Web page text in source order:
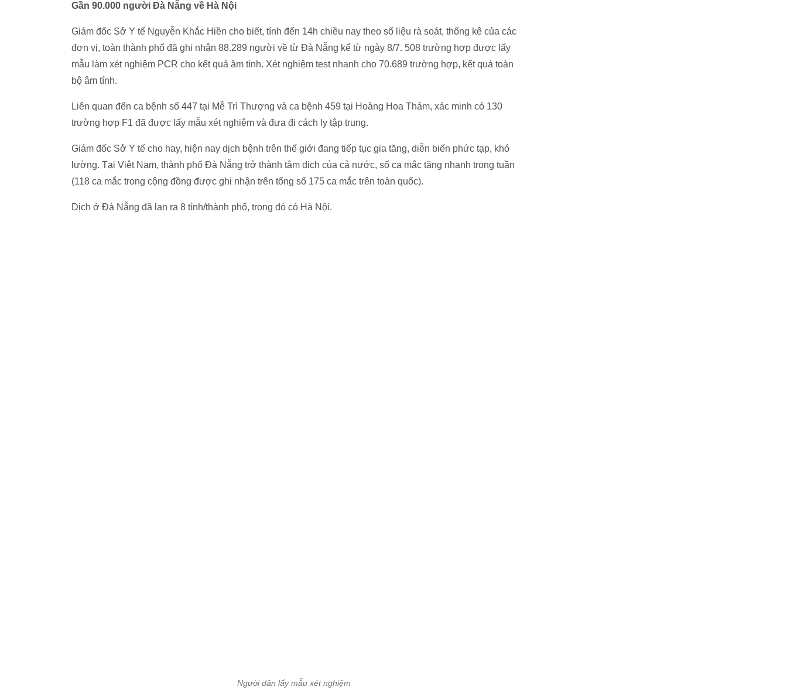
Gần 90.000 người Đà Nẵng về Hà Nội
Giám đốc Sở Y tế Nguyễn Khắc Hiền cho biết, tính đến 14h chiều nay theo số liệu rà soát, thống kê của các
đơn vị, toàn thành phố đã ghi nhận 88.289 người về từ Đà Nẵng kể từ ngày 8/7. 508 trường hợp được lấy
mẫu làm xét nghiệm PCR cho kết quả âm tính. Xét nghiệm test nhanh cho 70.689 trường hợp, kết quả toàn
bộ âm tính.
Liên quan đến ca bệnh số 447 tại Mễ Trì Thượng và ca bệnh 459 tại Hoàng Hoa Thám, xác minh có 130
trường hợp F1 đã được lấy mẫu xét nghiệm và đưa đi cách ly tập trung.
Giám đốc Sở Y tế cho hay, hiện nay dịch bệnh trên thế giới đang tiếp tục gia tăng, diễn biến phức tạp, khó
lường. Tại Việt Nam, thành phố Đà Nẵng trở thành tâm dịch của cả nước, số ca mắc tăng nhanh trong tuần
(118 ca mắc trong cộng đồng được ghi nhận trên tổng số 175 ca mắc trên toàn quốc).
Dịch ở Đà Nẵng đã lan ra 8 tỉnh/thành phố, trong đó có Hà Nội.
Người dân lấy mẫu xét nghiệm